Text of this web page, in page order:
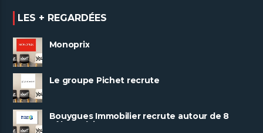
LES + REGARDÉES
Monoprix
Le groupe Pichet recrute
Bouygues Immobilier recrute autour de 8
pôles métiers